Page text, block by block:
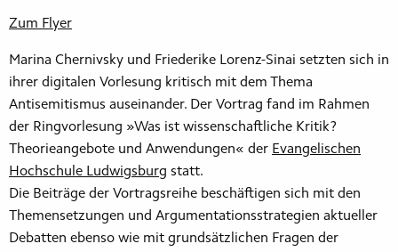
Zum Flyer
Marina Chernivsky und Friederike Lorenz-Sinai setzten sich in
ihrer digitalen Vorlesung kritisch mit dem Thema
Antisemitismus auseinander. Der Vortrag fand im Rahmen
der Ringvorlesung »Was ist wissenschaftliche Kritik?
Theorieangebote und Anwendungen« der Evangelischen
Hochschule Ludwigsburg statt.
Die Beiträge der Vortragsreihe beschäftigen sich mit den
Themensetzungen und Argumentationsstrategien aktueller
Debatten ebenso wie mit grundsätzlichen Fragen der